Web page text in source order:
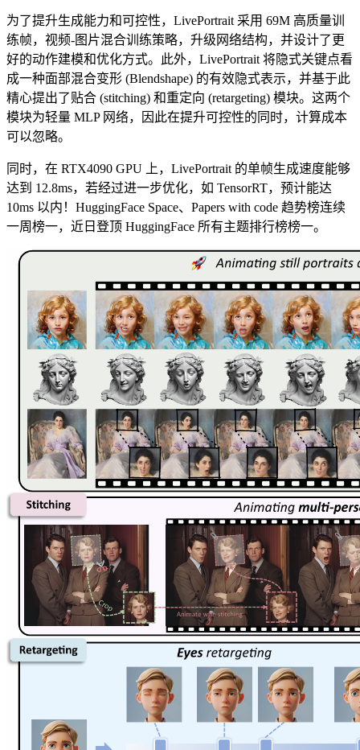
为了提升生成能力和可控性，LivePortrait 采用 69M 高质量训
练帧，视频-图片混合训练策略，升级网络结构，并设计了更
好的动作建模和优化方式。此外，LivePortrait 将隐式关键点看
成一种面部混合变形 (Blendshape) 的有效隐式表示，并基于此
精心提出了贴合 (stitching) 和重定向 (retargeting) 模块。这两个
模块为轻量 MLP 网络，因此在提升可控性的同时，计算成本
可以忽略。
同时，在 RTX4090 GPU 上，LivePortrait 的单帧生成速度能够
达到 12.8ms，若经过进一步优化，如 TensorRT，预计能达
10ms 以内！HuggingFace Space、Papers with code 趋势榜连续
一周榜一，近日登顶 HuggingFace 所有主题排行榜榜一。